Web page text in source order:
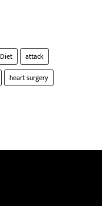
Diet
attack
heart surgery